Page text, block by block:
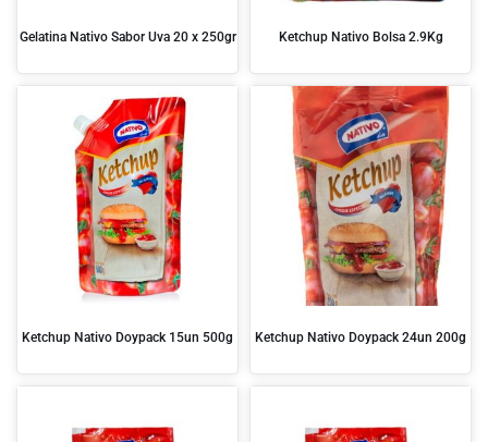
Gelatina Nativo Sabor Uva 20 x 250gr Ketchup Nativo Bolsa 2.9Kg
Ketchup Nativo Doypack 15un 500g Ketchup Nativo Doypack 24un 200g